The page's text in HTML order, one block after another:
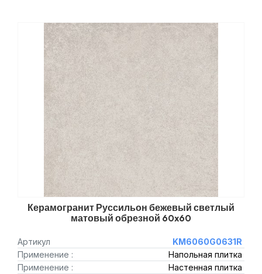
Керамогранит Руссильон бежевый светлый
матовый обрезной 60x60
Артикул
KM6060G0631R
Применение :
Напольная плитка
Применение :
Настенная плитка